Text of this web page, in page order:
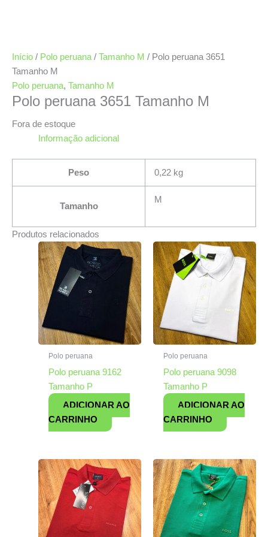
Início / Polo peruana / Tamanho M / Polo peruana 3651
Tamanho M
Polo peruana, Tamanho M
Polo peruana 3651 Tamanho M
Fora de estoque
Informação adicional
Peso 0,22 kg
Tamanho
M
Produtos relacionados
Polo peruana
Polo peruana 9162
Tamanho P
ADICIONAR AO
CARRINHO
Polo peruana
Polo peruana 9098
Tamanho P
ADICIONAR AO
CARRINHO